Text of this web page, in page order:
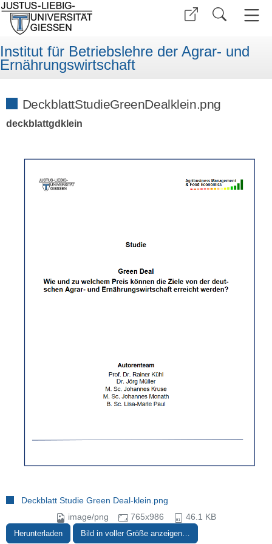
Institut für Betriebslehre der Agrar- und
Ernährungswirtschaft
DeckblattStudieGreenDealklein.png
deckblattgdklein
Deckblatt Studie Green Deal-klein.png
image/png
765x986 46.1 KB
Herunterladen Bild in voller Größe anzeigen…